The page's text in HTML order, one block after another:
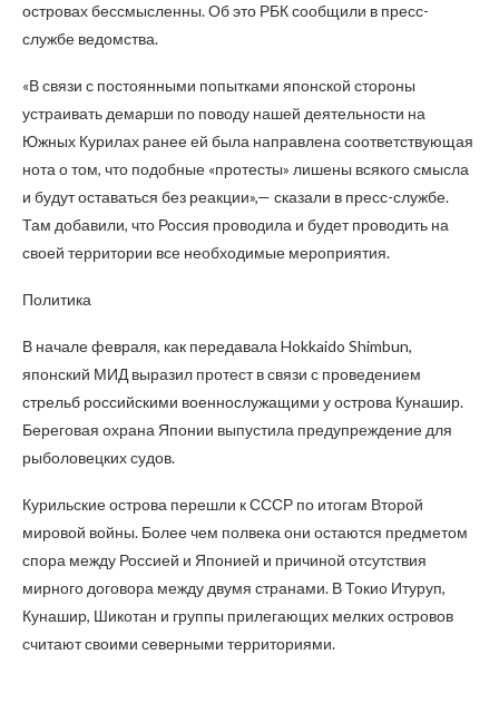
островах бессмысленны. Об это РБК сообщили в пресс-
службе ведомства.
«В связи с постоянными попытками японской стороны
устраивать демарши по поводу нашей деятельности на
Южных Курилах ранее ей была направлена соответствующая
нота о том, что подобные «протесты» лишены всякого смысла
и будут оставаться без реакции»,— сказали в пресс-службе.
Там добавили, что Россия проводила и будет проводить на
своей территории все необходимые мероприятия.
Политика
В начале февраля, как передавала Hokkaido Shimbun,
японский МИД выразил протест в связи с проведением
стрельб российскими военнослужащими у острова Кунашир.
Береговая охрана Японии выпустила предупреждение для
рыболовецких судов.
Курильские острова перешли к СССР по итогам Второй
мировой войны. Более чем полвека они остаются предметом
спора между Россией и Японией и причиной отсутствия
мирного договора между двумя странами. В Токио Итуруп,
Кунашир, Шикотан и группы прилегающих мелких островов
считают своими северными территориями.